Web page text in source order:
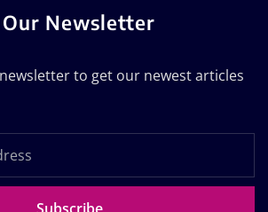
Our Newsletter
to get our newest articles